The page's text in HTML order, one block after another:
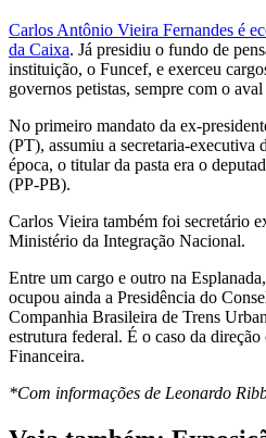
Carlos Antônio Vieira Fernandes é
da Caixa. Já presidiu o fundo de
instituição, o Funcef, e exerceu
governos petistas, sempre com o
No primeiro mandato da ex-
(PT), assumiu a secretaria-executiva
época, o titular da pasta era o
(PP-PB).
Carlos Vieira também foi secretário
Ministério da Integração Nacional.
Entre um cargo e outro na
ocupou ainda a Presidência do
Companhia Brasileira de Trens
estrutura federal. É o caso da
Financeira.
*Com informações de Leonardo